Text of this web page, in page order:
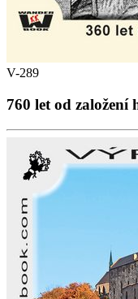
V-289
760 let od založení